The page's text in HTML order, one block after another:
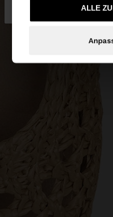
gesammelt haben.ALLE
Luxembourg